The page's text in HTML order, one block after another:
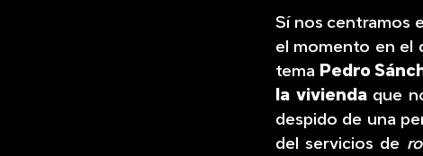
Sí nos centramos
el momento en el
tema Pedro
la viviendaque
despido de una
del servicios de